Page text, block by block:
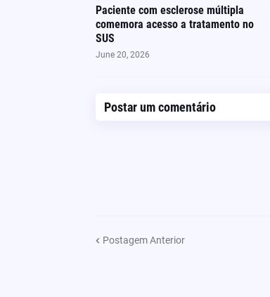
Paciente com esclerose múltipla
comemora acesso a tratamento no
SUS
June 20, 2026
Postar um comentário
Postagem Anterior